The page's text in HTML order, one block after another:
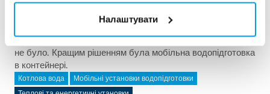
Налаштувати
не було. Кращим рішенням була мобільна водопідготовка
в контейнері.
Котлова вода Мобільні установки водопідготовки